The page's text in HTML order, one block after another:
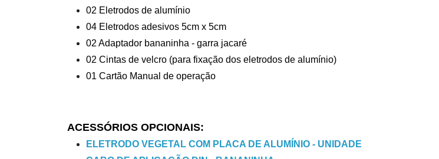
02 Eletrodos de alumínio
04 Eletrodos adesivos 5cm x 5cm
02 Adaptador bananinha - garra jacaré
02 Cintas de velcro (para fixação dos eletrodos de alumínio)
01 Cartão Manual de operação
ACESSÓRIOS OPCIONAIS:
ELETRODO VEGETAL COM PLACA DE ALUMÍNIO - UNIDADE